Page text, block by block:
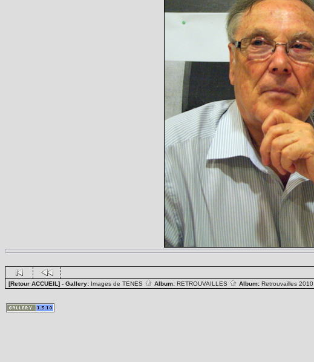
[Retour ACCUEIL] - Gallery: Images de TENES Album: RETROUVAILLES Album: Retrouvailles 2010